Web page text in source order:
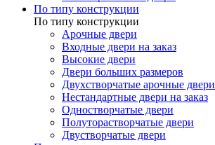
По типу конструкции
По типу конструкции
Арочные двери
Входные двери на заказ
Высокие двери
Двери больших размеров
Двухстворчатые арочные двери
Нестандартные двери на заказ
Одностворчатые двери
Полуторастворчатые двери
Двустворчатые двери